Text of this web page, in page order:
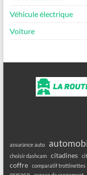
Véhicule électrique
Voiture
assurance auto
choisir dashcam
citadines
coffre comparatif trottinettes